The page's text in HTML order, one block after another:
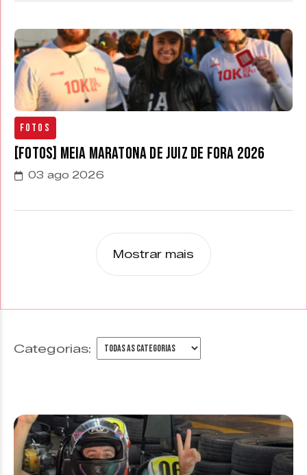
Fotos
[FOTOS] Meia Maratona de Juiz de Fora 2026
03 ago 2026
Mostrar mais
Categorias: